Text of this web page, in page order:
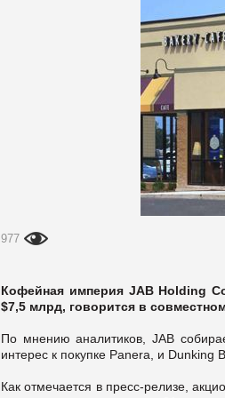
977
Кофейная империя JAB Holding
$7,5 млрд, говорится в
По мнению аналитиков, JAB
интерес к покупке Panera, и Dunking
Как отмечается в пресс-релизе,